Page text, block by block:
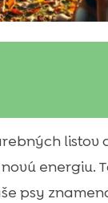
dôležité
zmeny jeseň
listov
energiu.
psy